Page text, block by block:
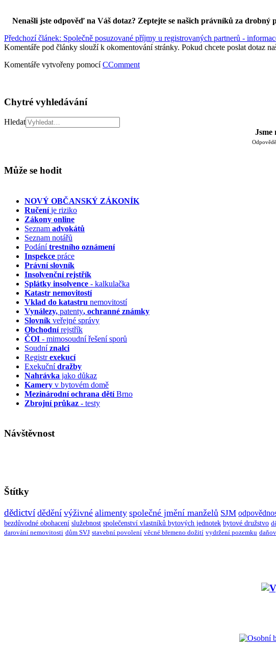
Nenašli jste odpověď na Váš dotaz? Zeptejte se našich právníků za drobný
Předchozí článek: Společně posuzované příjmy u registrovaných partnerů -
Komentáře pod články slouží k okomentování stránky. Pokud chcete poslat dotaz
Komentáře vytvořeny pomocíCComment
Chytré vyhledávání
Hledat
Jsme
Může se hodit
NOVÝ OBČANSKÝ ZÁKONÍK
Ručeníje riziko
Zákony online
Seznam advokátů
Seznam notářů
Podánítrestního oznámení
Inspekce práce
Právní slovník
Insolvenčnírejstřík
Splátky insolvence - kalkulačka
Katastr nemovitostí
Vklad do katastru nemovitostí
Vynálezy, patenty, ochranné známky
Slovník veřejné správy
Obchodnírejstřík
ČOI - mimosoudní řešení sporů
Soudníznalci
Registrexekucí
Exekučnídražby
Nahrávka jako důkaz
Kamery v bytovém domě
Mezinárodní ochrana dětíBrno
Zbrojní průkaz - testy
Návštěvnost
Štítky
dědictví dědění výživné alimenty společné jmění manželů SJM
bezdůvodné obohacení služebnost společenství vlastníků bytových jednotek bytové družstvo
darování nemovitosti dům SVJ stavební povolení věcné břemeno dožití vydržení pozemku